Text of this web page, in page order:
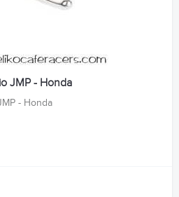
JMP - Honda
- Honda